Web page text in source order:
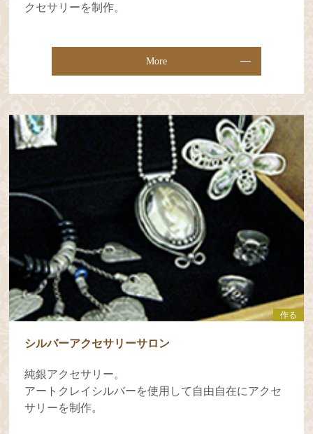
クセサリーを制作。
More
作る
シルバーアクセサリーサロン
純銀アクセサリー。
アートクレイシルバーを使用して自由自在にアクセ
サリーを制作。